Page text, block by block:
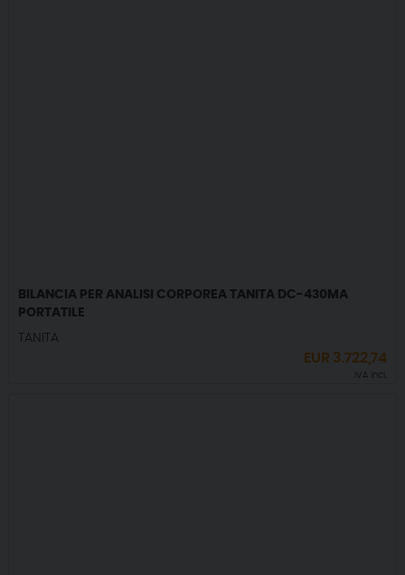
BILANCIA PER ANALISI CORPOREA TANITA DC-430MA
PORTATILE
TANITA
EUR 3.722,74
IVA incl.